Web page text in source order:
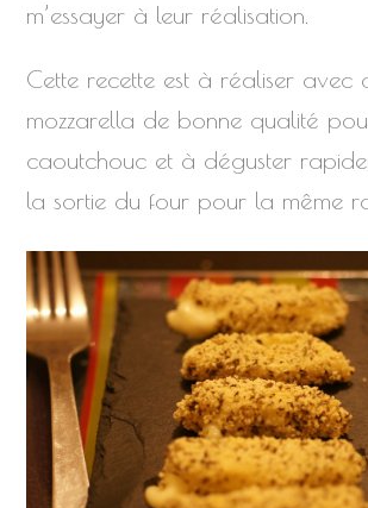
m’essayer à leur réalisation.
Cette recette est à réaliser avec
mozzarella de bonne qualité
caoutchouc et à déguster
la sortie du four pour la même